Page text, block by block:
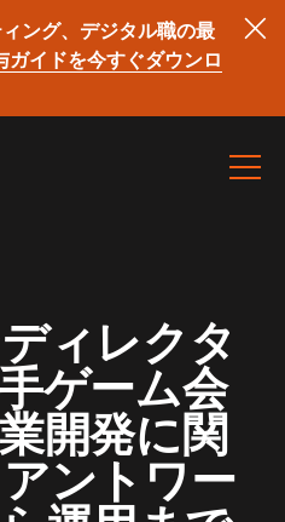
ング、デジタル職の最
イドを今すぐダウンロ
ィレクタ
ーム会
開発に関
ントワー